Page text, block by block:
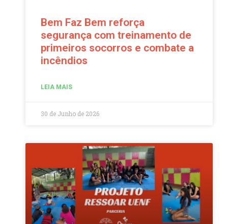
Bem Faz Bem reforça
segurança com treinamento de
primeiros socorros e combate a
incêndios
LEIA MAIS
30 de Junho de 2026